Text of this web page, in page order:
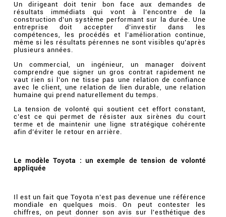
Un dirigeant doit tenir bon face aux demandes de
résultats immédiats qui vont à l’encontre de la
construction d’un système performant sur la durée. Une
entreprise doit accepter d’investir dans les
compétences, les procédés et l’amélioration continue,
même si les résultats pérennes ne sont visibles qu’après
plusieurs années.
Un commercial, un ingénieur, un manager doivent
comprendre que signer un gros contrat rapidement ne
vaut rien si l’on ne tisse pas une relation de confiance
avec le client, une relation de lien durable, une relation
humaine qui prend naturellement du temps.
La tension de volonté qui soutient cet effort constant,
c’est ce qui permet de résister aux sirènes du court
terme et de maintenir une ligne stratégique cohérente
afin d’éviter le retour en arrière.
Le modèle Toyota : un exemple de tension de volonté
appliquée
Il est un fait que Toyota n’est pas devenue une référence
mondiale en quelques mois. On peut contester les
chiffres, on peut donner son avis sur l'esthétique des